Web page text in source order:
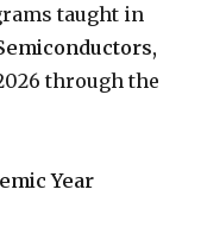
taught in
through the
Year